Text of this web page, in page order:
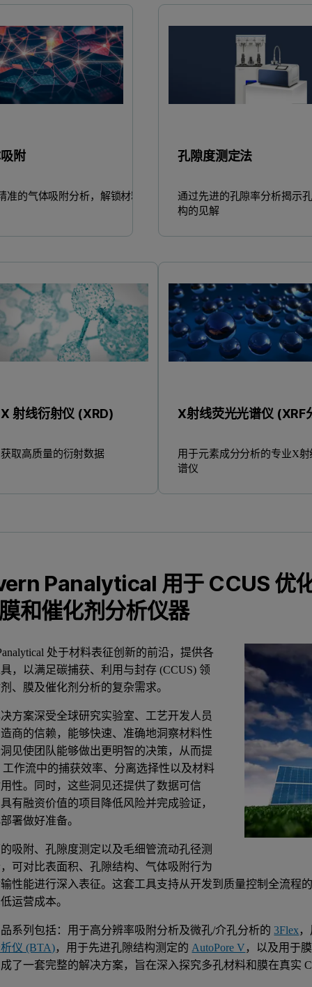
附
准的气体吸附分析，解锁材料
孔隙度测定法
通过先进的孔隙率分析揭示
构的见解
X 射线衍射仪 (XRD)
获取高质量的衍射数据
X射线荧光光谱仪 (XRF
用于元素成分分析的专业X
谱仪
Panalytical 用于 CCUS 优
和催化剂分析仪器
处于材料表征创新的前沿，提供各
，以满足碳捕获、利用与封存 (CCUS) 领
、膜及催化剂分析的复杂需求。
方案深受全球研究实验室、工艺开发人员
商的信赖，能够快速、准确地洞察材料性
见使团队能够做出更明智的决策，从而提
工作流中的捕获效率、分离选择性以及材料
性。同时，这些洞见还提供了数据可信
有融资价值的项目降低风险并完成验证，
署做好准备。
吸附、孔隙度测定以及毛细管流动孔径测
可对比表面积、孔隙结构、气体吸附行为
性能进行深入表征。这套工具支持从开发到质量控制全流程
运营成本。
系列包括：用于高分辨率吸附分析及微孔/介孔分析的3Flex
仪 (BTA)，用于先进孔隙结构测定的 AutoPore V ，以及用于
了一套完整的解决方案，旨在深入探究多孔材料和膜在真实